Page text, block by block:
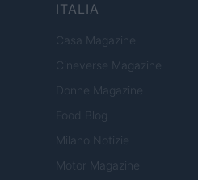
ITALIA
Casa Magazine
Cineverse Magazine
Donne Magazine
Food Blog
Milano Notizie
Motor Magazine